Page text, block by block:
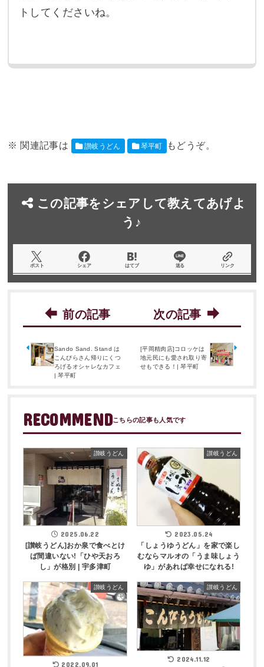
トしてくださいね。
讃岐うどん 琴平町
この記事をシェアして教えてあげよ
う♪
ポスト シェア はてブ 送る リンク
Sando Sand. Stand は
こんぴらさん帰りにくつ
ろげるオシャレなカフェ
| 琴平町
[平岡精肉店]コロッケは
地元民にも愛され取り寄
せもできる！| 琴平町
RECOMMEND
讃岐うどん
2025.06.22
[讃岐うどん]おか泉で食べとけ
ば間違いない!「ひや天おろ
し」が格別 | 宇多津町
讃岐うどん
2023.05.24
「しょうゆうどん」を家で楽し
むならマルオの「うま味しょう
ゆ」があれば幸せになれる!
讃岐うどん
2022.09.01
讃岐うどん
2024.11.12